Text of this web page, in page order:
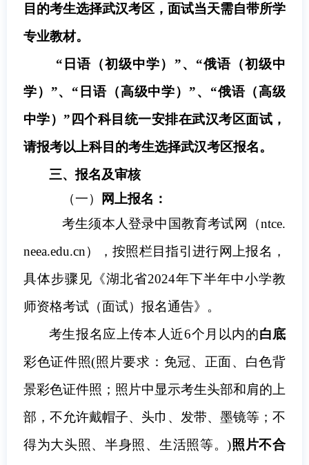
目的考生选择武汉考区，面试当天需自带所学
专业教材。
“日语（初级中学）”、“俄语（初级中
学）”、“日语（高级中学）”、“俄语（高级
中学）”四个科目统一安排在武汉考区面试，
请报考以上科目的考生选择武汉考区报名。
三、报名及审核
（一）
网上报名 ：
考生须本人登录中国教育考试网（ntce.
neea.edu.cn）
， 按照栏目指引进行网上报名，
具体步骤见《湖北省2024年下半年中小学教
师资格考试（面试）报名通告》。
考生报名应上传本人近6个月以内的白底
彩色证件照(照片要求：免冠、正面、白色背
景彩色证件照；照片中显示考生头部和肩的上
部，不允许戴帽子、头巾、发带、墨镜等；不
得为大头照、半身照、生活照等。)照片不合